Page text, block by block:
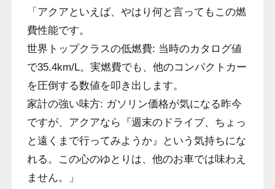
「アクアといえば、やはり何と言ってもこの燃
費性能です。
世界トップクラスの低燃費: 当時のカタログ値
で35.4km/L。実燃費でも、他のコンパクトカー
を圧倒する数値を叩き出します。
家計の強い味方: ガソリン価格が気になる昨今
ですが、アクアなら『週末のドライブ、ちょっ
と遠くまで行ってみようか』という気持ちにな
れる。この心のゆとりは、他のお車では味わえ
ません。」